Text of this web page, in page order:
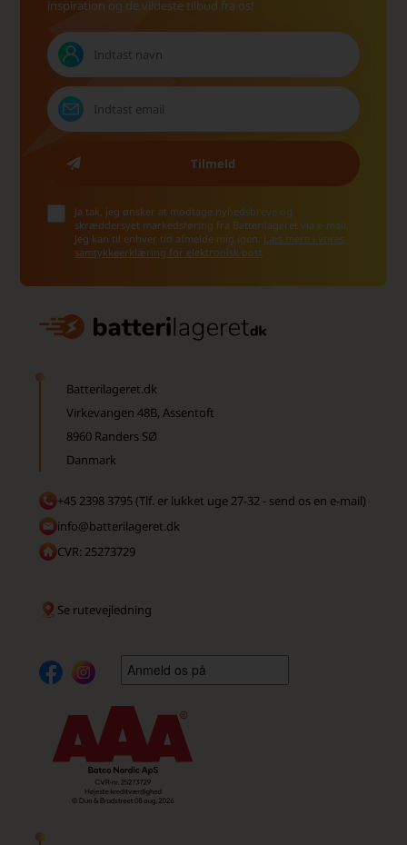
inspiration og de vildeste tilbud fra os!
Ja tak, jeg ønsker at modtage nyhedsbreve og
skræddersyet markedsføring fra Batterilageret via e-mail.
Jeg kan til enhver tid afmelde mig igen. Læs mere i vores
samtykkeerklæring for elektronisk post
Batterilageret.dk
Virkevangen 48B, Assentoft
8960 Randers SØ
Danmark
+45 2398 3795 (Tlf. er lukket uge 27-32 - send os en e-mail)
info@batterilageret.dk
CVR: 25273729
Se rutevejledning